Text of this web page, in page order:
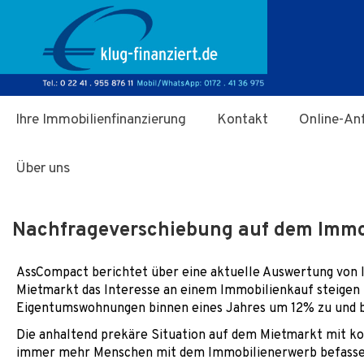
Zum Hauptinhalt springen
Ihre Immobilienfinanzierung Kontakt Online-
Über uns
Nachfrageverschiebung auf dem
AssCompact berichtet über eine aktuelle Auswertung von
Mietmarkt das Interesse an einem Immobilienkauf
Eigentumswohnungen binnen eines Jahres um 12% zu
Die anhaltend prekäre Situation auf dem Mietmarkt mit
immer mehr Menschen mit dem Immobilienerwerb